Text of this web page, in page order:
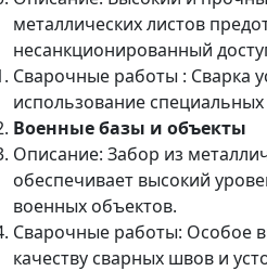
металлических листов
несанкционированный
Сварочные работы : Сварка
использование
Военные базы и объекты
Описание: Забор из
обеспечивает высокий
военных объектов.
Сварочные работы: Особое
качеству сварных швов и